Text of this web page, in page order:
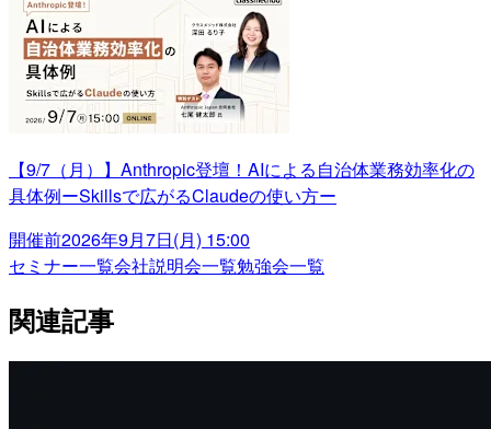
【9/7（月）】Anthropic登壇！AIによる自治体業務効率化の
具体例ーSkillsで広がるClaudeの使い方ー
開催前2026年9月7日(月) 15:00
セミナー一覧会社説明会一覧勉強会一覧
関連記事